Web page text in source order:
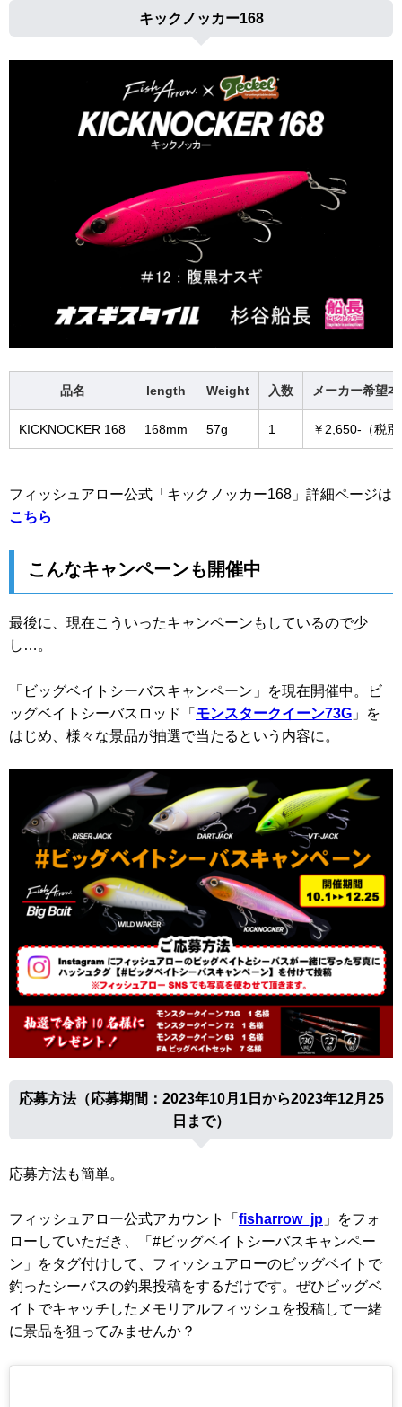
キックノッカー168
品名 length Weight 入数 メーカー希望
KICKNOCKER 168 168mm 57g 1 ￥2,650-（税別
フィッシュアロー公式「キックノッカー168」詳細ページは
こちら
こんなキャンペーンも開催中
最後に、現在こういったキャンペーンもしているので少
し…。
「ビッグベイトシーバスキャンペーン」を現在開催中。ビ
ッグベイトシーバスロッド「 モンスタークイーン73G 」を
はじめ、様々な景品が抽選で当たるという内容に。
応募方法（応募期間：2023年10月1日から2023年12月25
日まで）
応募方法も簡単。
フィッシュアロー公式アカウント「 fisharrow_jp 」をフォ
ローしていただき、「#ビッグベイトシーバスキャンペー
ン」をタグ付けして、フィッシュアローのビッグベイトで
釣ったシーバスの釣果投稿をするだけです。ぜひビッグベ
イトでキャッチしたメモリアルフィッシュを投稿して一緒
に景品を狙ってみませんか？